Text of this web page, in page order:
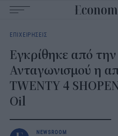
navigation
ΕΠΙΧΕΙΡΗΣΕΙΣ
Εγκρίθηκε από
Ανταγωνισμού η
TWENTY 4
Oil
NEWSROOM